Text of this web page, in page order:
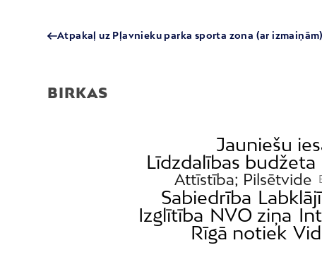
Atpakaļ uz Pļavnieku parka sporta zona (ar izmaiņām)
BIRKAS
Jauniešu
Līdzdalības budžeta
Attīstība; Pilsētvide
Sabiedrība
Izglītība NVO ziņa
Rīgā notiek